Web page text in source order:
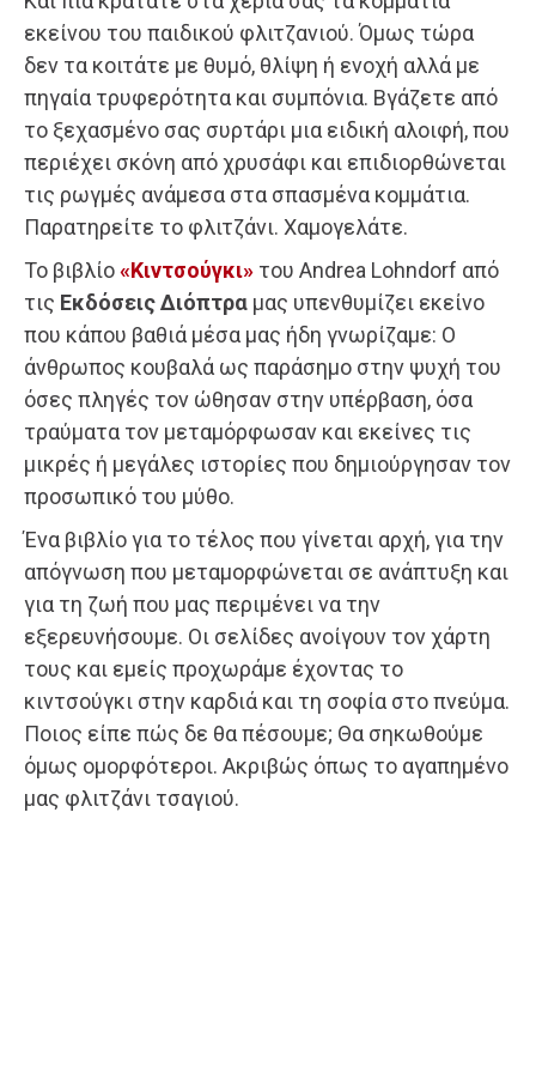
εκείνου του παιδικού φλιτζανιού. Όμως τώρα
δεν τα κοιτάτε με θυμό, θλίψη ή ενοχή αλλά με
πηγαία τρυφερότητα και συμπόνια. Βγάζετε από
το ξεχασμένο σας συρτάρι μια ειδική αλοιφή, που
περιέχει σκόνη από χρυσάφι και επιδιορθώνεται
τις ρωγμές ανάμεσα στα σπασμένα κομμάτια.
Παρατηρείτε το φλιτζάνι. Χαμογελάτε.
Το βιβλίο«Κιντσούγκι» του Andrea Lohndorf από
τις Εκδόσεις Διόπτρα μας υπενθυμίζει εκείνο
που κάπου βαθιά μέσα μας ήδη γνωρίζαμε: Ο
άνθρωπος κουβαλά ως παράσημο στην ψυχή του
όσες πληγές τον ώθησαν στην υπέρβαση, όσα
τραύματα τον μεταμόρφωσαν και εκείνες τις
μικρές ή μεγάλες ιστορίες που δημιούργησαν τον
προσωπικό του μύθο.
Ένα βιβλίο για το τέλος που γίνεται αρχή, για την
απόγνωση που μεταμορφώνεται σε ανάπτυξη και
για τη ζωή που μας περιμένει να την
εξερευνήσουμε. Οι σελίδες ανοίγουν τον χάρτη
τους και εμείς προχωράμε έχοντας το
κιντσούγκι στην καρδιά και τη σοφία στο πνεύμα.
Ποιος είπε πώς δε θα πέσουμε; Θα σηκωθούμε
όμως ομορφότεροι. Ακριβώς όπως το αγαπημένο
μας φλιτζάνι τσαγιού.